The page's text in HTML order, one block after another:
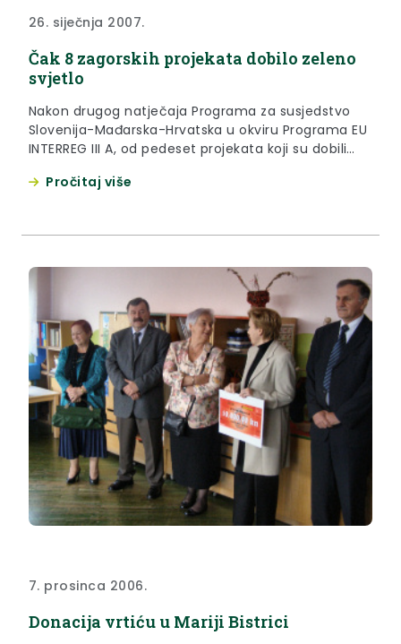
26. siječnja 2007.
Čak 8 zagorskih projekata dobilo zeleno
svjetlo
Nakon drugog natječaja Programa za susjedstvo
Slovenija-Mađarska-Hrvatska u okviru Programa EU
INTERREG III A, od pedeset projekata koji su dobili
potpisivanja ugovora, čak ih je 8 s područja KZŽ.
Pročitaj više
7. prosinca 2006.
Donacija vrtiću u Mariji Bistrici